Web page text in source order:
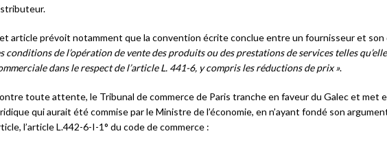
article prévoit notamment que la convention écrite conclue entre un fournisseur et
conditions de l’opération de vente des produits ou des prestations de services telles
dans le respect de l’article L. 441-6, y compris les réductions de prix ».
toute attente, le Tribunal de commerce de Paris tranche en faveur du Galec et met
qui aurait été commise par le Ministre de l’économie, en n’ayant fondé son
l’article L.442-6-I-1° du code de commerce :